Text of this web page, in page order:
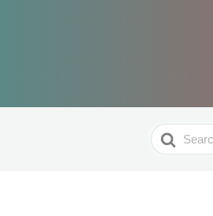
Search
For